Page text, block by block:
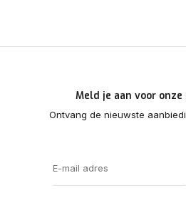
Meld je aan voor
Ontvang de nieuwste